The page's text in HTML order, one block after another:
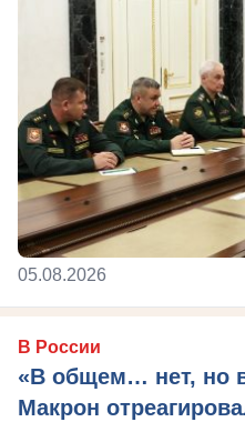
05.08.2026
В России
«В общем… нет, но
Макрон